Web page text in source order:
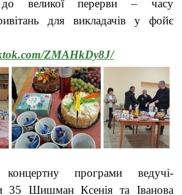
великої перерви – часу
для викладачів у фойє
ZMAHkDy8J/
концертну програми ведучі-
35 Шишман Ксенія та Іванова